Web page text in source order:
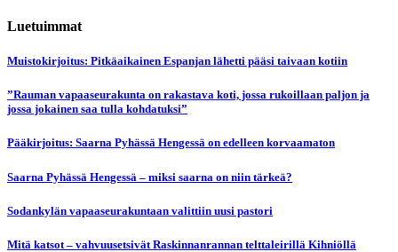
Luetuimmat
Muistokirjoitus: Pitkäaikainen Espanjan lähetti pääsi taivaan kotiin
”Rauman vapaaseurakunta on rakastava koti, jossa rukoillaan paljon ja
jossa jokainen saa tulla kohdatuksi”
Pääkirjoitus: Saarna Pyhässä Hengessä on edelleen korvaamaton
Saarna Pyhässä Hengessä – miksi saarna on niin tärkeä?
Sodankylän vapaaseurakuntaan valittiin uusi pastori
Mitä katsot – vahvuusetsivät Raskinnanrannan telttaleirillä Kihniöllä